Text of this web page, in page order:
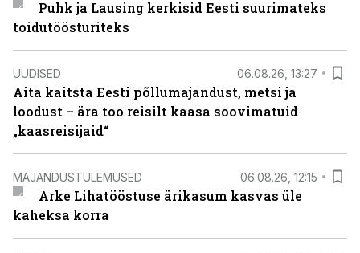
Puhk ja Lausing kerkisid Eesti suurimateks
toidutöösturiteks
UUDISED 06.08.26, 13:27
Aita kaitsta Eesti põllumajandust, metsi ja
loodust – ära too reisilt kaasa soovimatuid
„kaasreisijaid“
MAJANDUSTULEMUSED 06.08.26, 12:15
Arke Lihatööstuse ärikasum kasvas üle
kaheksa korra